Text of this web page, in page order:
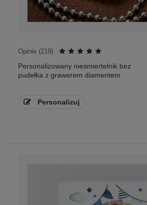
Opinie (219)
Personalizowany nieśmiertelnik bez
pudełka z grawerem diamentem
Personalizuj